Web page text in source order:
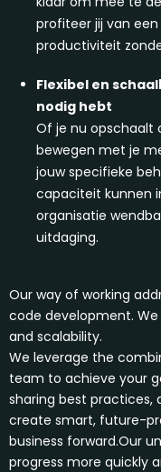
profiteer jij van
productiviteit
Flexibel en
nodig hebt
Of je nu opschaalt
bewegen met je
jouw specifieke
capaciteit kunnen
organisatie
uitdaging.
Our way of working
code development.
and scalability.
We leverage the
team to achieve your
sharing best practices,
create smart, future-
business forward.Our
progress more quickly